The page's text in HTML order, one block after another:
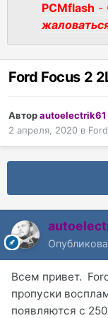
PCMflash -
Ford Focus 2
Авторautoelectrik61
2 апреля, 2020 в
Всем привет.
пропуски
появляются с